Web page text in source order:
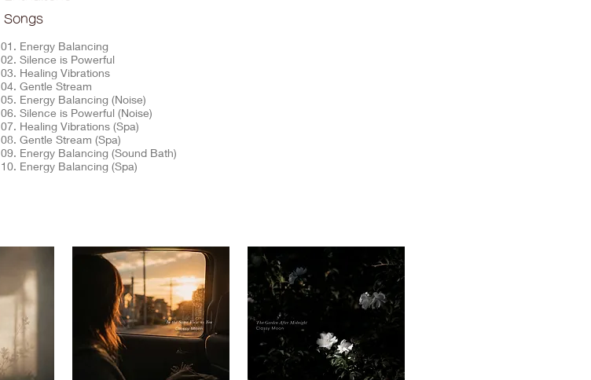
Songs
01. Energy Balancing
02. Silence is Powerful
03. Healing Vibrations
04. Gentle Stream
05. Energy Balancing (Noise)
06. Silence is Powerful (Noise)
07. Healing Vibrations (Spa)
08. Gentle Stream (Spa)
09. Energy Balancing (Sound Bath)
10. Energy Balancing (Spa)